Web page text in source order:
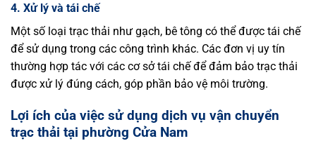
4. Xử lý và tái chế
Một số loại trạc thải như gạch, bê tông có thể được tái chế
để sử dụng trong các công trình khác. Các đơn vị uy tín
thường hợp tác với các cơ sở tái chế để đảm bảo trạc thải
được xử lý đúng cách, góp phần bảo vệ môi trường.
Lợi ích của việc sử dụng dịch vụ vận chuyển
trạc thải tại phường Cửa Nam